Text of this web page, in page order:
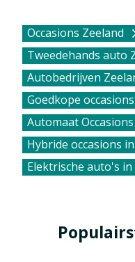
Occasions Zeeland
Tweedehands auto
Autobedrijven
Goedkope
Automaat
Hybride occasions
Elektrische auto's in